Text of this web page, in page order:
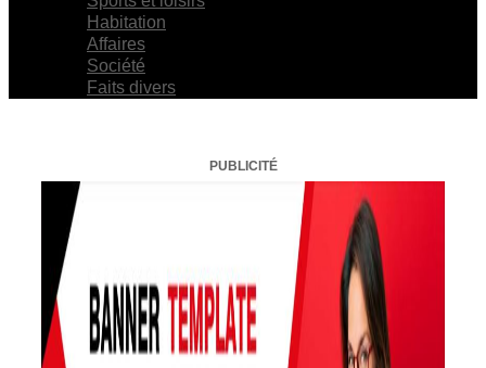
Habitation
Affaires
Société
Faits divers
PUBLICITÉ